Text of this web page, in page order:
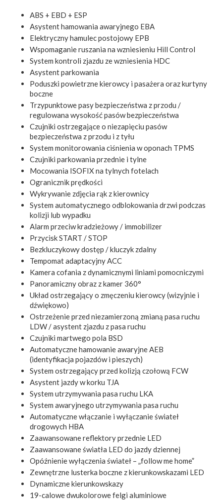
ABS + EBD + ESP
Asystent hamowania awaryjnego EBA
Elektryczny hamulec postojowy EPB
Wspomaganie ruszania na wzniesieniu Hill Control
System kontroli zjazdu ze wzniesienia HDC
Asystent parkowania
Poduszki powietrzne kierowcy i pasażera oraz kurtyny
boczne
Trzypunktowe pasy bezpieczeństwa z przodu /
regulowana wysokość pasów bezpieczeństwa
Czujniki ostrzegające o niezapięciu pasów
bezpieczeństwa z przodu i z tyłu
System monitorowania ciśnienia w oponach TPMS
Czujniki parkowania przednie i tylne
Mocowania ISOFIX na tylnych fotelach
Ogranicznik prędkości
Wykrywanie zdjęcia rąk z kierownicy
System automatycznego odblokowania drzwi podczas
kolizji lub wypadku
Alarm przeciw kradzieżowy / immobilizer
Przycisk START / STOP
Bezkluczykowy dostęp / kluczyk zdalny
Tempomat adaptacyjny ACC
Kamera cofania z dynamicznymi liniami pomocniczymi
Panoramiczny obraz z kamer 360°
Układ ostrzegający o zmęczeniu kierowcy (wizyjnie i
dźwiękowo)
Ostrzeżenie przed niezamierzoną zmianą pasa ruchu
LDW / asystent zjazdu z pasa ruchu
Czujniki martwego pola BSD
Automatyczne hamowanie awaryjne AEB
(identyfikacja pojazdów i pieszych)
System ostrzegający przed kolizją czołową FCW
Asystent jazdy w korku TJA
System utrzymywania pasa ruchu LKA
System awaryjnego utrzymywania pasa ruchu
Automatyczne włączanie i wyłączanie świateł
drogowych HBA
Zaawansowane reflektory przednie LED
Zaawansowane światła LED do jazdy dziennej
Opóźnienie wyłączenia świateł – „follow me home”
Zewnętrzne lusterka boczne z kierunkowskazami LED
Dynamiczne kierunkowskazy
19-calowe dwukolorowe felgi aluminiowe